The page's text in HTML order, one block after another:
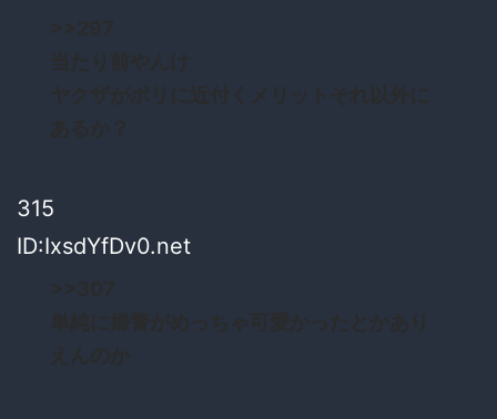
315
ID:IxsdYfDv0.net